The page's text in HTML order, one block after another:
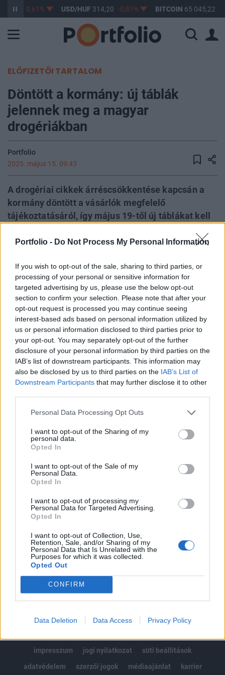
Portfolio - Do Not Process My Personal Information
If you wish to opt-out of the sale, sharing to third parties, or
processing of your personal or sensitive information for
targeted advertising by us, please use the below opt-out
section to confirm your selection. Please note that after your
opt-out request is processed you may continue seeing
interest-based ads based on personal information utilized by
us or personal information disclosed to third parties prior to
your opt-out. You may separately opt-out of the further
disclosure of your personal information by third parties on the
IAB’s list of downstream participants. This information may
also be disclosed by us to third parties on the IAB’s List of
Downstream Participants that may further disclose it to other
Personal Data Processing Opt Outs
I want to opt-out of the Sharing of my
personal data.
Opted In
I want to opt-out of the Sale of my
Personal Data.
Opted In
I want to opt-out of processing my
Personal Data for Targeted Advertising.
Opted In
I want to opt-out of Collection, Use,
Retention, Sale, and/or Sharing of my
Personal Data that Is Unrelated with the
Purposes for which it was collected.
Opted Out
CONFIRM
Data Deletion Data Access Privacy Policy
-0,61% USD/HUF 314,20 -0,87% BITCOIN 65 045,22
ELŐFIZETŐI TARTALOM
Döntött a kormány: új táblák
jelennek meg a magyar
drogériákban
Portfolio
2025. május 15. 09:43
A drogériai cikkek árréscsökkentése kapcsán a
kormány döntött a vásárlók megfelelő
tájékoztatásáról, így május 19-től új táblákat kell
Miniszterelnöki Kabinetirodát vezető miniszter
meg.
Private Health Forum 2026Új lehetőségek a magyar
egészségügy előtt - De mégis mihez kezd ezzel a
magánegészségügyi szektor? Jubileumi konferenciánkon
kiderül.Információ és jelentkezésA drogériai termékek
árréscsökkentése után döntött Rogán Antal miniszter a
vásárlók tájékoztatásáról, eszerint május 19-től kötelező
kihelyezni az érintett üzletekben az előírt...
KEDVES OLVASÓNK!
A keresett cikk a portfolio.hu hírarchívumához
regisztrációhoz kötött.
Portfolio.hu teljes cikkarchívum
Kötéslisták: BÉT elmúlt 2 év napon belüli
MÁR ELŐFIZETŐNK VAGY?BEJELENTKEZÉS
impresszum
jogi nyilatkozat
süti beállítások
adatvédelem
szerzői jogok médiaajánlat karrier